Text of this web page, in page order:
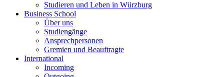
Studieren und Leben in Würzburg
Business School
Über uns
Studiengänge
Ansprechpersonen
Gremien und Beauftragte
International
Incoming